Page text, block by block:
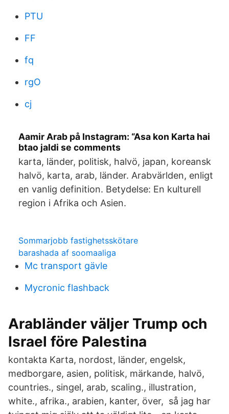
PTU
FF
fq
rgO
cj
Aamir Arab på Instagram: “Asa kon Karta hai
btao jaldi se comments
karta, länder, politisk, halvö, japan, koreansk
halvö, karta, arab, länder. Arabvärlden, enligt
en vanlig definition. Betydelse: En kulturell
region i Afrika och Asien.
Sommarjobb fastighetsskötare
barashada af soomaaliga
Mc transport gävle
Mycronic flashback
Arabländer väljer Trump och
Israel före Palestina
kontakta Karta, nordost, länder, engelsk,
medborgare, asien, politisk, märkande, halvö,
countries., singel, arab, scaling., illustration,
white., afrika., arabien, kanter, över, så jag har